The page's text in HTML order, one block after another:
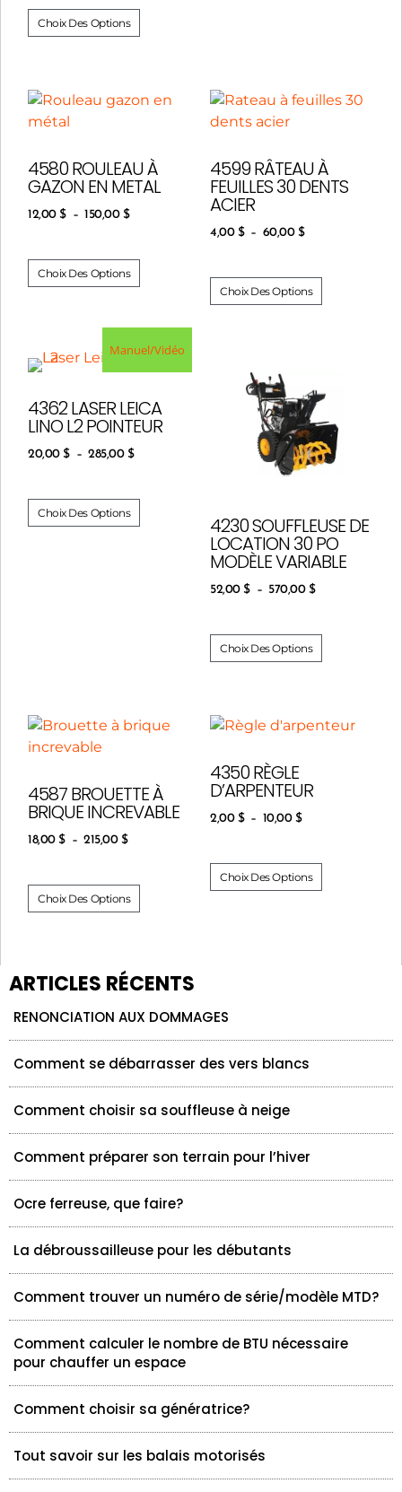
Choix Des Options
4580 ROULEAU À
GAZON EN METAL
12,00$ – 150,00 $
Choix Des Options
4599 RÂTEAU À
FEUILLES 30 DENTS
ACIER
4,00 $ – 60,00 $
Choix Des Options
Manuel/Vidéo
4362 LASER LEICA
LINO L2 POINTEUR
20,00$ – 285,00 $
Choix Des Options
4230 SOUFFLEUSE DE
LOCATION 30 PO
MODÈLE VARIABLE
52,00$ – 570,00 $
Choix Des Options
4587 BROUETTE À
BRIQUE INCREVABLE
18,00$ – 215,00 $
Choix Des Options
4350 RÈGLE
D’ARPENTEUR
2,00 $ – 10,00 $
Choix Des Options
ARTICLES RÉCENTS
RENONCIATION AUX DOMMAGES
Comment se débarrasser des vers blancs
Comment choisir sa souffleuse à neige
Comment préparer son terrain pour l’hiver
Ocre ferreuse, que faire?
La débroussailleuse pour les débutants
Comment trouver un numéro de série/modèle MTD?
Comment calculer le nombre de BTU nécessaire
pour chauffer un espace
Comment choisir sa génératrice?
Tout savoir sur les balais motorisés